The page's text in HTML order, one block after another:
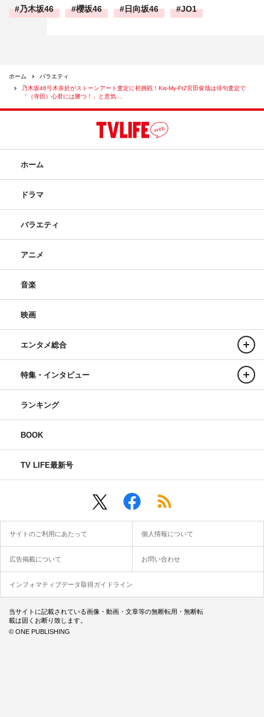
乃木坂46 櫻坂46 日向坂46 JO1
ホーム
バラエティ
乃木坂46弓木奈於がストーンアート査定に初挑戦！Kis-My-Ft2宮田俊哉は俳句査定で
「（寺田）心君には勝つ！」と意気…
ホーム
ドラマ
バラエティ
アニメ
音楽
映画
エンタメ総合
特集・インタビュー
ランキング
BOOK
TV LIFE最新号
サイトのご利用にあたって 個人情報について
広告掲載について お問い合わせ
インフォマティブデータ取得ガイドライン
当サイトに記載されている画像・動画・文章等の無断転用・無断転
載は固くお断り致します。
© ONE PUBLISHING